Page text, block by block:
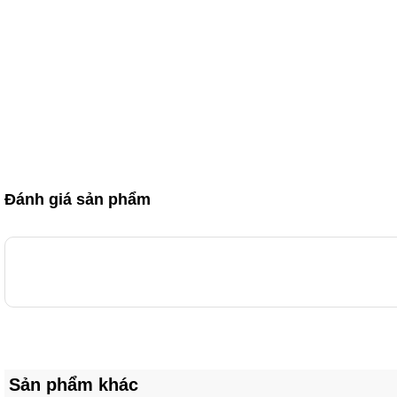
Đánh giá sản phẩm
Sản phẩm khác